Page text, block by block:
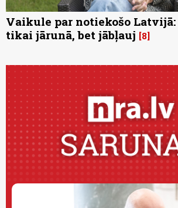
Vaikule par notiekošo Latvijā:
tikai jārunā, bet jābļauj 8